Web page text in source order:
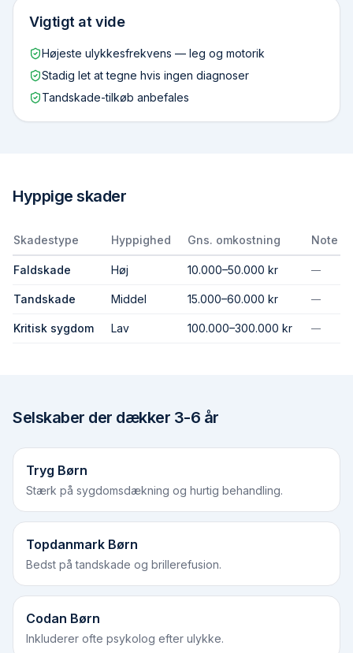
Vigtigt at vide
Højeste ulykkesfrekvens — leg og motorik
Stadig let at tegne hvis ingen diagnoser
Tandskade-tilkøb anbefales
Hyppige skader
Skadestype Hyppighed Gns. omkostning Note
Faldskade Høj 10.000–50.000 kr —
Tandskade Middel 15.000–60.000 kr —
Kritisk sygdom Lav 100.000–300.000 kr —
Selskaber der dækker 3-6 år
Tryg Børn
Stærk på sygdomsdækning og hurtig behandling.
Topdanmark Børn
Bedst på tandskade og brillerefusion.
Codan Børn
Inkluderer ofte psykolog efter ulykke.